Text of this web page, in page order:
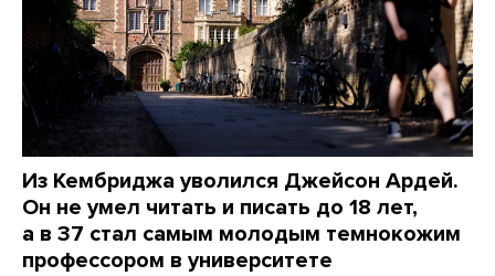
Из Кембриджа уволился Джейсон Ардей.
Он не умел читать и писать до 18 лет,
а в 37 стал самым молодым темнокожим
профессором в университете